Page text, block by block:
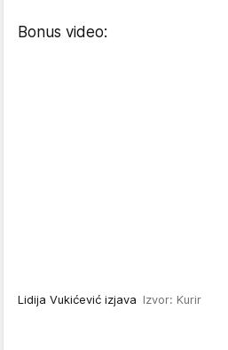
Bonus video:
Lidija Vukićević izjava Izvor: Kurir